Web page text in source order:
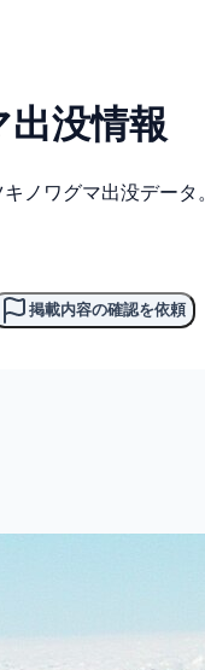
出没情報
ノワグマ出没データ。
掲載内容の確認を依頼